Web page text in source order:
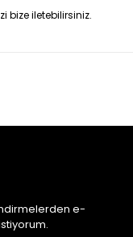
bize iletebilirsiniz.
e-